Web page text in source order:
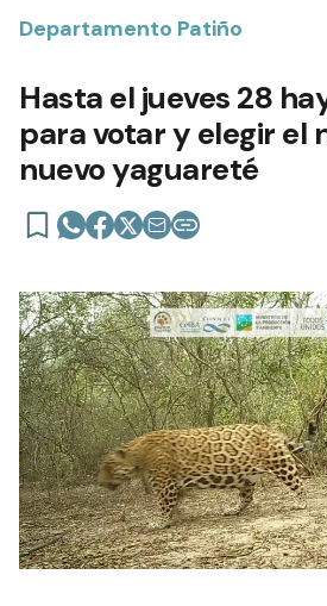
Departamento Patiño
Hasta el jueves 28
para votar y elegir el
nuevo yaguareté